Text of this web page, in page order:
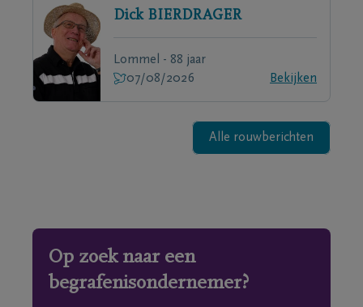
Dick BIERDRAGER
Lommel - 88 jaar
07/08/2026
Bekijken
Alle rouwberichten
Op zoek naar een
begrafenisondernemer?